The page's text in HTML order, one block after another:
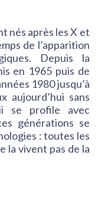
nés après les X et
de l’apparition
Depuis la
en 1965 puis de
1980 jusqu’à
aujourd’hui sans
se profile avec
générations se
: toutes les
la vivent pas de la